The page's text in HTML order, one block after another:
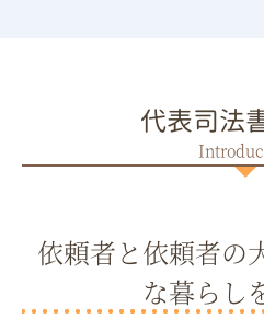
代表司法
依頼者と依頼者の
な暮らし